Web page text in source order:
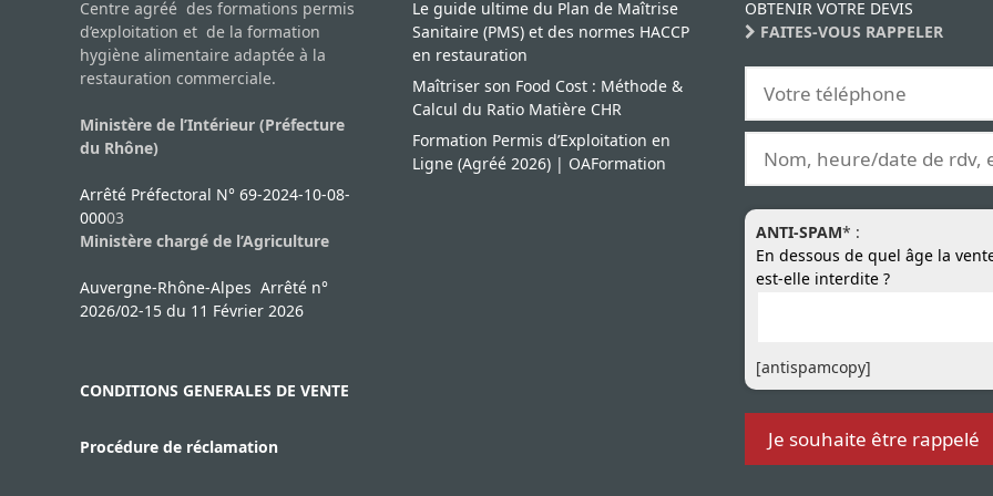
Centre agréé des formations permis
d’exploitation et de la formation
hygiène alimentaire adaptée à la
restauration commerciale.
Ministère de l’Intérieur (Préfecture
du Rhône)
Arrêté Préfectoral N° 69-2024-10-08-
00003
Ministère chargé de l’Agriculture
Auvergne-Rhône-Alpes Arrêté n°
2026/02-15 du 11 Février 2026
CONDITIONS GENERALES DE VENTE
Procédure de réclamation
Le guide ultime du Plan de Maîtrise
Sanitaire (PMS) et des normes HACCP
en restauration
Maîtriser son Food Cost : Méthode &
Calcul du Ratio Matière CHR
Formation Permis d’Exploitation en
Ligne (Agréé 2026) | OAFormation
OBTENIR VOTRE DEVIS
FAITES-VOUS RAPPELER
ANTI-SPAM* :
En dessous de quel âge la
est-elle interdite ?
[antispamcopy]